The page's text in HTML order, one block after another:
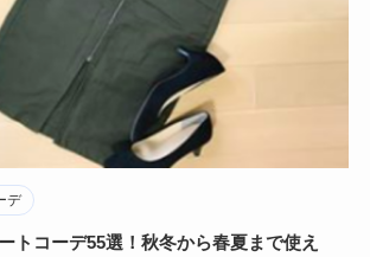
デ
トコーデ55選！秋冬から春夏まで使え